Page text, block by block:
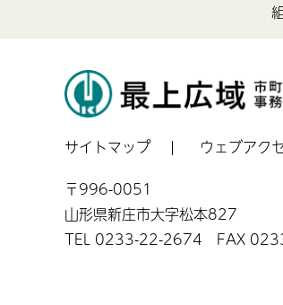
サイトマップ ウェブアク
〒996-0051
山形県新庄市大字松本827
TEL 0233-22-2674 FAX